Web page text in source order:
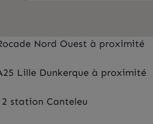
Nord Ouest à proximité
Lille Dunkerque à proximité
station Canteleu